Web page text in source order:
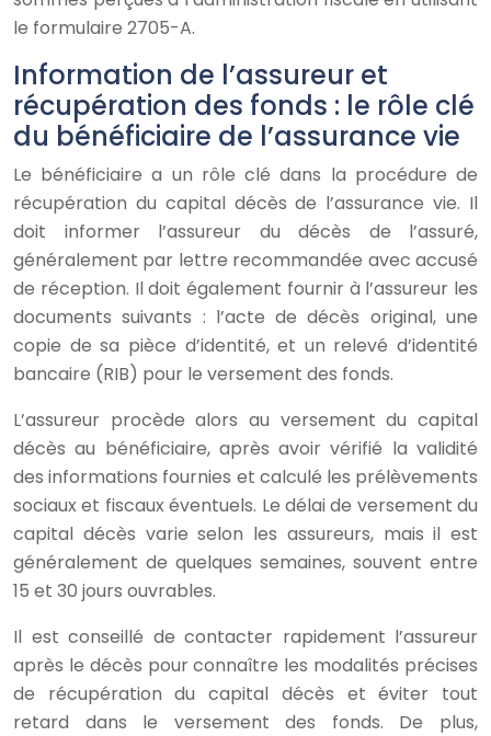
le formulaire 2705-A.
Information de l’assureur et
récupération des fonds : le rôle clé
du bénéficiaire de l’assurance vie
Le bénéficiaire a un rôle clé dans la procédure de
récupération du capital décès de l’assurance vie. Il
doit informer l’assureur du décès de l’assuré,
généralement par lettre recommandée avec accusé
de réception. Il doit également fournir à l’assureur les
documents suivants : l’acte de décès original, une
copie de sa pièce d’identité, et un relevé d’identité
bancaire (RIB) pour le versement des fonds.
L’assureur procède alors au versement du capital
décès au bénéficiaire, après avoir vérifié la validité
des informations fournies et calculé les prélèvements
sociaux et fiscaux éventuels. Le délai de versement du
capital décès varie selon les assureurs, mais il est
généralement de quelques semaines, souvent entre
15 et 30 jours ouvrables.
Il est conseillé de contacter rapidement l’assureur
après le décès pour connaître les modalités précises
de récupération du capital décès et éviter tout
retard dans le versement des fonds. De plus,